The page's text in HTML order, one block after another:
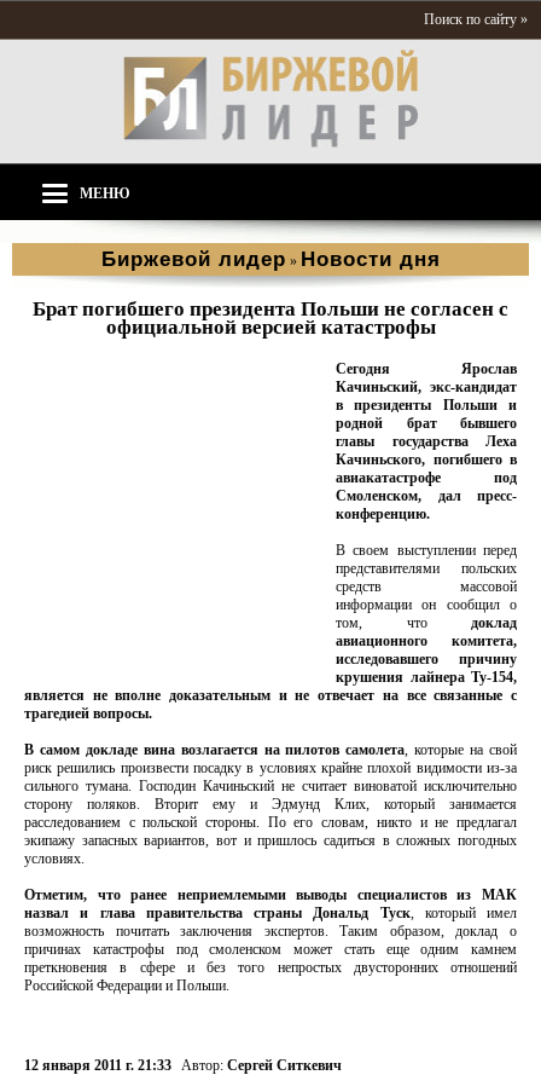
Поиск по сайту »
МЕНЮ
Биржевой лидер » Новости дня
Брат погибшего президента Польши не согласен с
официальной версией катастрофы
Сегодня Ярослав
Качиньский, экс-кандидат
в президенты Польши и
родной брат бывшего
главы государства Леха
Качиньского, погибшего в
авиакатастрофе под
Смоленском, дал пресс-
конференцию.
В своем выступлении перед
представителями польских
средств массовой
информации он сообщил о
том, что доклад
авиационного комитета,
исследовавшего причину
крушения лайнера Ту-154,
является не вполне доказательным и не отвечает на все связанные с
трагедией вопросы.
В самом докладе вина возлагается на пилотов самолета, которые на свой
риск решились произвести посадку в условиях крайне плохой видимости из-за
сильного тумана. Господин Качиньский не считает виноватой исключительно
сторону поляков. Вторит ему и Эдмунд Клих, который занимается
расследованием с польской стороны. По его словам, никто и не предлагал
экипажу запасных вариантов, вот и пришлось садиться в сложных погодных
условиях.
Отметим, что ранее неприемлемыми выводы специалистов из МАК
назвал и глава правительства страны Дональд Туск, который имел
возможность почитать заключения экспертов. Таким образом, доклад о
причинах катастрофы под смоленском может стать еще одним камнем
преткновения в сфере и без того непростых двусторонних отношений
Российской Федерации и Польши.
12 января 2011 г. 21:33 Автор: Сергей Ситкевич